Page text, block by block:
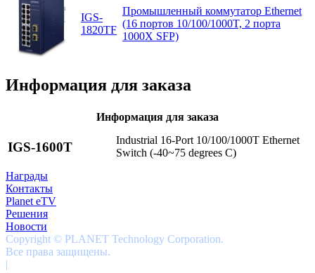
IGS-
1820TF
Промышленный коммутатор Ethernet
(16 портов 10/100/1000T, 2 порта
1000X SFP)
Информация для заказа
Информация для заказа
IGS-1600T
Industrial 16-Port 10/100/1000T Ethernet
Switch (-40~75 degrees C)
Награды
Контакты
Planet eTV
Решения
Новости
Copyright © PLANET Technology Corporation.
Все права защищены.
|